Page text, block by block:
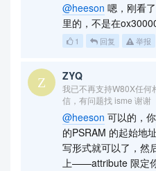
@heeson 嗯，刚看
里的，不是在
1 回复 举报
ZYQ
我已不再支持W80X任何
信，有问题找 isme 谢谢
@heeson 可以的，
的PSRAM 的起始地
写形式就可以了，然
上——attribute 限定